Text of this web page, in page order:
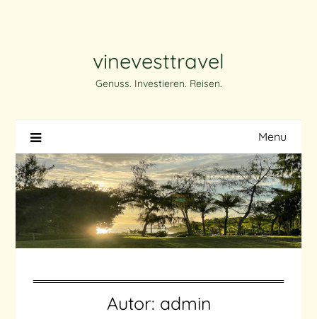
vinevesttravel
Genuss. Investieren. Reisen.
Menu
Autor: admin